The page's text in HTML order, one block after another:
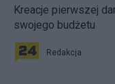
Kreacje pierwszej
swojego budżetu
Redakcja